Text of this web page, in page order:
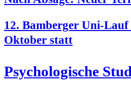
12. Bam­ber­ger Uni-
Okto­ber statt
Psy­cho­lo­gi­sche